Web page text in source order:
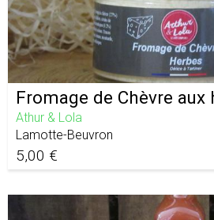
Fromage de Chèvre aux
Athur & Lola
Lamotte-Beuvron
5,00 €